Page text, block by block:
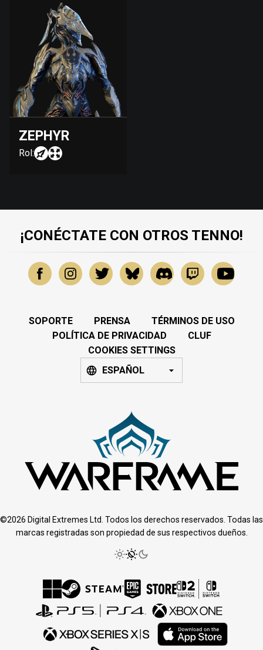
ZEPHYR
Rol:
¡CONÉCTATE CON OTROS TENNO!
SOPORTE PRENSA
TÉRMINOS DE USO
POLÍTICA DE PRIVACIDAD
CLUF
COOKIES SETTINGS
ESPAÑOL
©2026 Digital Extremes Ltd. Todos los derechos reservados. Todas las
marcas registradas son propiedad de sus respectivos dueños.